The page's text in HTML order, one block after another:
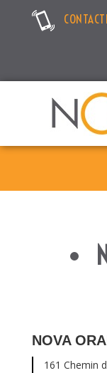
NOVA
161 Chemin